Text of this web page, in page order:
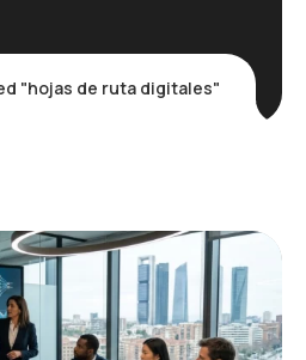
"hojas de ruta digitales"